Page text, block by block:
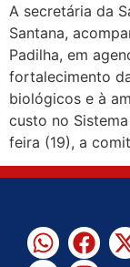
A secretária da
Santana,
Padilha, em
fortalecimento
biológicos e à
custo no
feira (19), a